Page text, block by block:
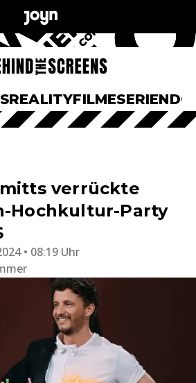
REALITYFILMESERIEN
verrückte
Hochkultur-Party
• 08:19 Uhr